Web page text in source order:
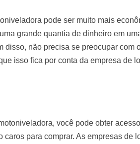
pode ser muito mais
grande quantia de dinheiro em
disso, não precisa se preocupar com
isso fica por conta da empresa de
você pode obter
caros para comprar. As empresas de